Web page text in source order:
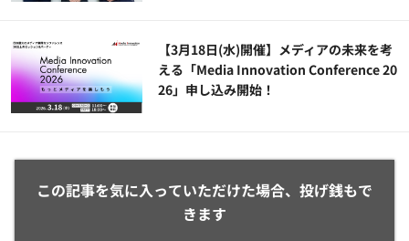
【3月18日(水)開催】メディアの未来を考
える「Media Innovation Conference 20
26」申し込み開始！
この記事を気に入っていただけた場合、投げ銭もで
きます